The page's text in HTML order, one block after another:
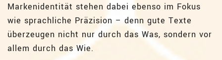
Markenidentität stehen dabei ebenso im Fokus
wie sprachliche Präzision – denn gute Texte
überzeugen nicht nur durch das Was, sondern vor
allem durch das Wie.